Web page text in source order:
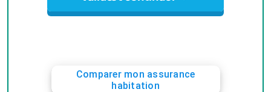
Comparer mon assurance
habitation